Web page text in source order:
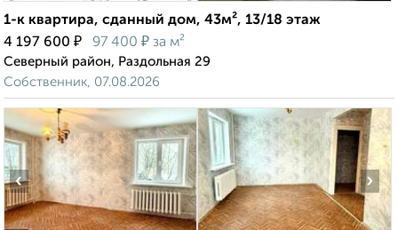
1-к квартира, сданный дом, 43м², 13/18 этаж
4 197 600 ₽ 97 400 ₽ за м²
Северный район, Раздольная 29
Собственник, 07.08.2026
‹ ›